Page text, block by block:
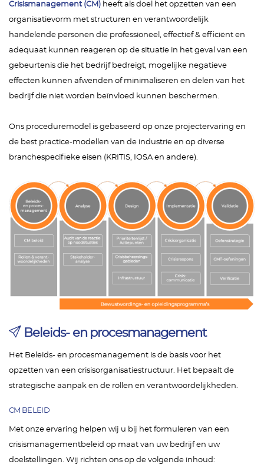
Crisismanagement (CM) heeft als doel het opzetten van een
organisatievorm met structuren en verantwoordelijk
handelende personen die professioneel, effectief & efficiënt en
adequaat kunnen reageren op de situatie in het geval van een
gebeurtenis die het bedrijf bedreigt, mogelijke negatieve
effecten kunnen afwenden of minimaliseren en delen van het
bedrijf die niet worden beïnvloed kunnen beschermen.
Ons proceduremodel is gebaseerd op onze projectervaring en
de best practice-modellen van de industrie en op diverse
branchespecifieke eisen (KRITIS, IOSA en andere).
Beleids- en procesmanagement
Het Beleids- en procesmanagement is de basis voor het
opzetten van een crisisorganisatiestructuur. Het bepaalt de
strategische aanpak en de rollen en verantwoordelijkheden.
CM BELEID
Met onze ervaring helpen wij u bij het formuleren van een
crisismanagementbeleid op maat van uw bedrijf en uw
doelstellingen. Wij richten ons op de volgende inhoud: